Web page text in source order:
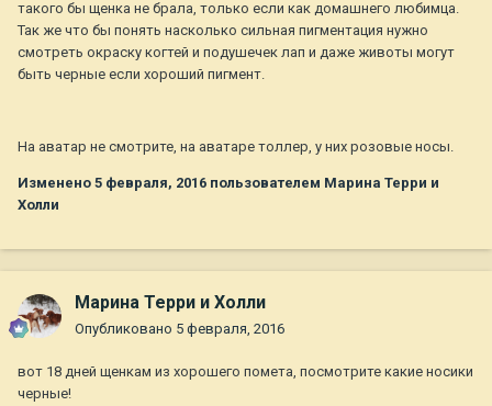
такого бы щенка не брала, только если как домашнего любимца.
Так же что бы понять насколько сильная пигментация нужно
смотреть окраску когтей и подушечек лап и даже животы могут
быть черные если хороший пигмент.
На аватар не смотрите, на аватаре толлер, у них розовые носы.
Изменено 5 февраля, 2016 пользователем Марина Терри и
Холли
Марина Терри и Холли
Опубликовано 5 февраля, 2016
вот 18 дней щенкам из хорошего помета, посмотрите какие носики
черные!